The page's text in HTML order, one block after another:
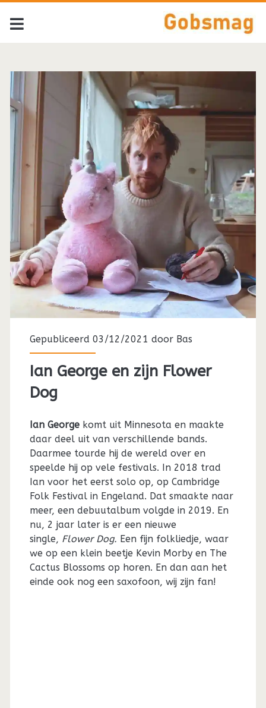
Tag:
<span>Kevin
Morby</span>
Gepubliceerd 03/12/2021 door Bas
Ian George en zijn Flower
Dog
Ian Georgekomt uit Minnesota en maakte
daar deel uit van verschillende bands.
Daarmee tourde hij de wereld over en
speelde hij op vele festivals. In 2018 trad
Ian voor het eerst solo op, op Cambridge
Folk Festival in Engeland. Dat smaakte naar
meer, een debuutalbum volgde in 2019. En
nu, 2 jaar later is er een nieuwe
single, Flower Dog. Een fijn folkliedje, waar
we op een klein beetje Kevin Morby en The
Cactus Blossoms op horen. En dan aan het
einde ook nog een saxofoon, wij zijn fan!